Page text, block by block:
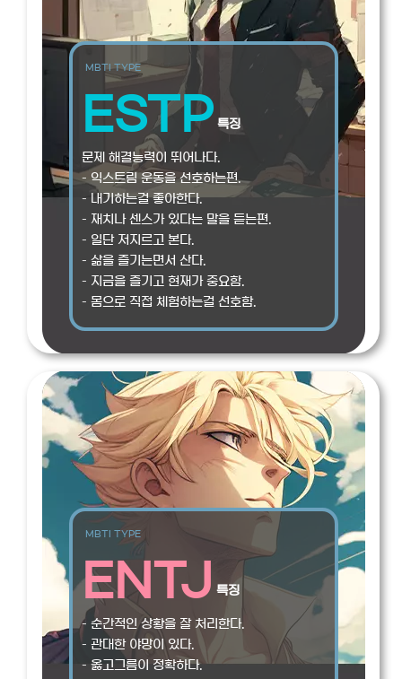
MBTI TYPE
ESTP 특징
문제 해결능력이 뛰어나다.
– 익스트림 운동을 선호하는편.
– 내기하는걸 좋아한다.
– 재치나 센스가 있다는 말을 듣는편.
– 일단 저지르고 본다.
– 삶을 즐기는면서 산다.
– 지금을 즐기고 현재가 중요함.
– 몸으로 직접 체험하는걸 선호함.
MBTI TYPE
ENTJ 특징
– 순간적인 상황을 잘 처리한다.
– 관대한 야망이 있다.
– 옳고그름이 정확하다.